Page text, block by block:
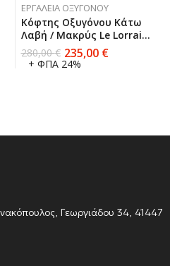
ΕΡΓΑΛΕΊΑ ΟΞΥΓΌΝΟΥ
Κόφτης Οξυγόνου Κάτω
Λαβή / Μακρύς Le Lorrain
Made In France
280,00€ 235,00 €
+ ΦΠΑ 24%
Γεωργιάδου 34, 41447